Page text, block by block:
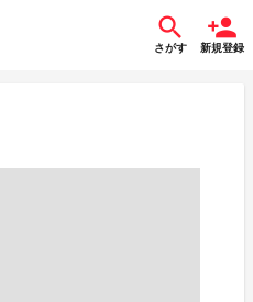
さがす 新規登録